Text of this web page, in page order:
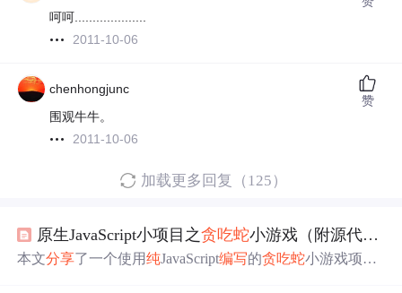
呵呵....................
2011-10-06
chenhongjunc
围观牛牛。
2011-10-06
赞
加载更多回复（125）
原生JavaScript小项目之贪吃蛇小游戏（附源代码）
本文分享了一个使用纯JavaScript编写的贪吃蛇小游戏项